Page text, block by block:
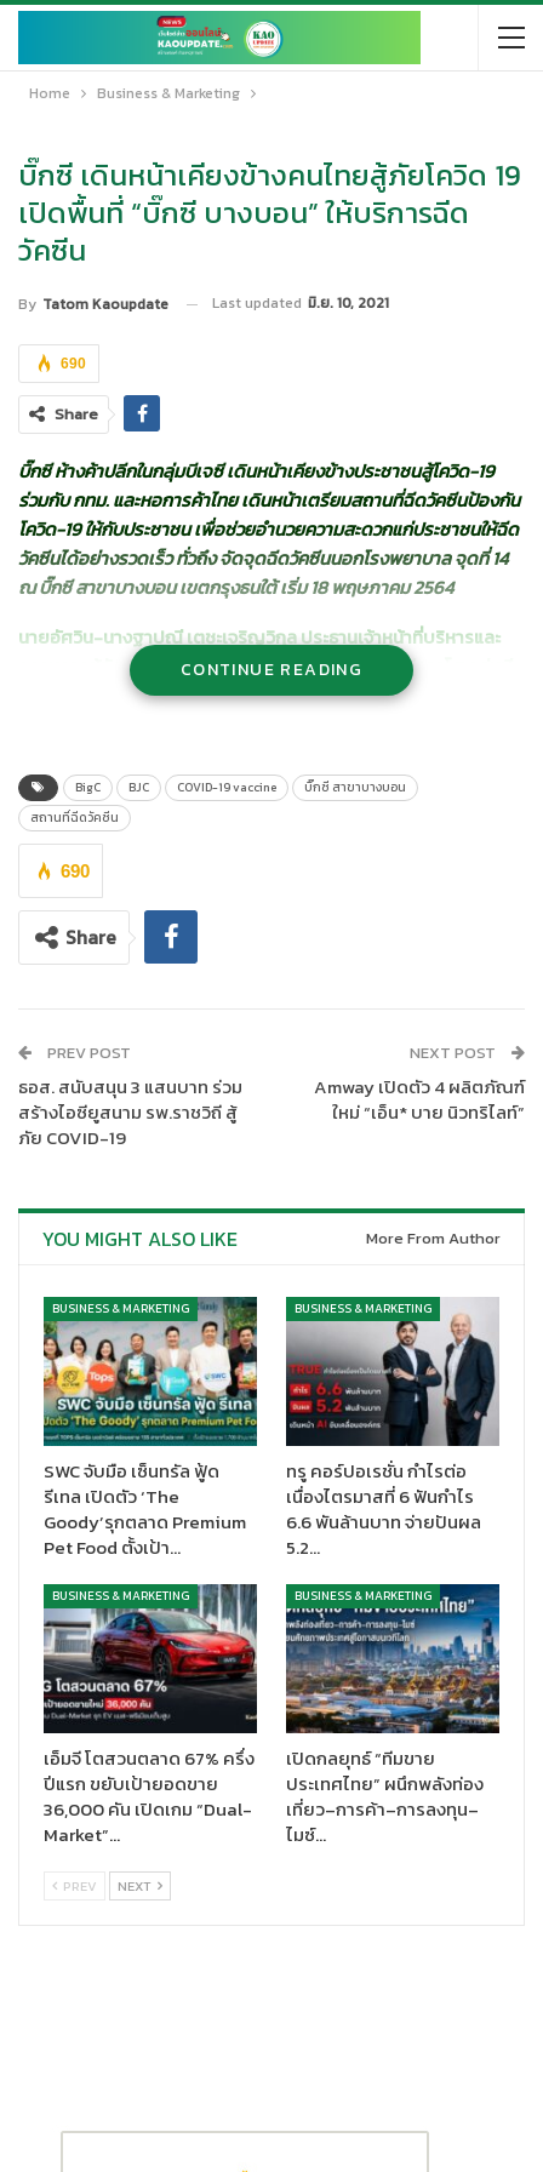
Home Business & Marketing
บิ๊กซี เดินหน้าเคียงข้างคนไทยสู้ภัยโควิด 19
เปิดพื้นที่ “บิ๊กซี บางบอน” ให้บริการฉีด
วัคซีน
By Tatom Kaoupdate Last updated มิ.ย. 10, 2021
690
Share
บิ๊กซี ห้างค้าปลีกในกลุ่มบีเจซี เดินหน้าเคียงข้างประชาชนสู้โควิด-19
ร่วมกับ กทม. และหอการค้าไทย เดินหน้าเตรียมสถานที่ฉีดวัคซีนป้องกัน
โควิด-19 ให้กับประชาชน เพื่อช่วยอำนวยความสะดวกแก่ประชาชนให้ฉีด
วัคซีนได้อย่างรวดเร็ว ทั่วถึง จัดจุดฉีดวัคซีนนอกโรงพยาบาล จุดที่ 14
ณ บิ๊กซี สาขาบางบอน เขตกรุงธนใต้ เริ่ม 18 พฤษภาคม 2564
นายอัศวิน-นางฐาปณี เตชะเจริญวิกุล ประธานเจ้าหน้าที่บริหารและ
กรรมการผู้จัดการใหญ่ และกรรมการรองผู้จัดการใหญ่อาวุโส กลุ่มบี
เปิดเผยว่า “ทางเรามีความห่วงใยสุขภาพลูกค้าทุกท่านและมี
กอก เพื่อช่วยอำนวยความสะดวกแก่ประชาชนให้เข้าถึงฉีดวัคซีนได้
อย่างรวดเร็ว และลดการแพร่ระบาดจากการเดินทางข้ามพื้นที่
โดย บิ๊กซี สาขาบางบอน
เป็นจุดบริการฉีดวัคซีนนอกโรงพยาบาลในกลุ่ม
วัคซีนโควิด-19 ให้กับประชาชน ซึ่งบางบอนเป็นเขตที่มีโรงงานสถาน
ประกอบการครอบคลุมทั้งโรงงานขนาดเล็ก ขนาดกลางและขนาดใหญ่
บิ๊กซี บางบอน ให้บริการฉีดวัคซีน โดยทีมแพทย์ พยาบาล ร.พ.เครือ
บางปะกอกซึ่ง ตั้งจุดให้บริการบนพื้นที่ 2,000 ตารางเมตร บริเวณชั้น
2 ซึ่งเป็นพื้นที่โล่ง อากาศถ่ายเทได้ดี และมีพนักงานคอยอำนวยความ
สะดวก พร้อมห้องน้ำสะอาดให้บริการ เพื่อเป็นไปตามเป้าหมายวันละ
1,500 โดส ต่อวัน และสามารถรองรับประชาชนที่เดินทางด้วยรถยนต์
ส่วนตัว มีที่จอดรถกว่า 680 คัน ระยะเวลาเริ่มฉีด ตั้งแต่วันที่ 18
พฤษภาคม 2564 เป็นต้นไป
นอกเหนือจากในพื้นที่กรุงเทพมหานคร ที่จังหวัดนครนครสวรรค์ บิ๊กซี
สาขานครสวรรค์ 2 ร่วมกับโรงพยาบาลสวรรค์ประชารักษ์ ให้พื้นที่ฉีด
วัคซีนโควิด-19 ตั้งจุดให้บริการอยู่ที่บริเวณพื้นที่ขายชั้น 2 สำหรับ
บริการฉีดวัคซีนแบบ Walk in (วอล์กอิน) ในอนาคตทางบิ๊กซี บางบอน
ยังสามารถรองรับประชาชนได้ถึงวันละ 2,500 คน โดยผ่านการร่วมมือ
ในทุกภาคส่วนให้บริการประชาชนที่มาใช้บริการอย่างเต็มกำลัง ใน
ขณะเดียวกัน กทม.ได้เพิ่มหน่วยความร่วมมือบริการฉีดวัคซีนของภาค
เอกชนอีก 11 จุด โดย บิ๊กซี สาขาร่มเกล้า เป็น 1 ใน 11 จุด ที่ได้รับคัด
เลือก จากเดิมที่มีจุดบริการฉีดวัคซีนทั้งหมด 14 จุด
ทั้งนี้ บิ๊กซียังได้ร่วมมือทีมแพทย์ พยาบาล เจ้าหน้าที่ตำรวจ อาสาสมัคร
ที่มีมาตรฐานในการให้บริการเพื่อช่วยดูแลความเรียบร้อยระหว่าง
CONTINUE READING
BigC BJC COVID-19 vaccine
บิ๊กซี สาขาบางบอน
สถานที่ฉีดวัคซีน
690
Share
PREV POST
ธอส. สนับสนุน 3 แสนบาท ร่วม
สร้างไอซียูสนาม รพ.ราชวิถี สู้
ภัย COVID-19
NEXT POST
Amway เปิดตัว 4 ผลิตภัณฑ์
ใหม่ “เอ็น* บาย นิวทริไลท์”
YOU MIGHT ALSO LIKE More From Author
BUSINESS & MARKETING
SWC จับมือ เซ็นทรัล ฟู้ด
รีเทล เปิดตัว ‘The
Goody’รุกตลาด Premium
Pet Food ตั้งเป้า…
BUSINESS & MARKETING
ทรู คอร์ปอเรชั่น กำไรต่อ
เนื่องไตรมาสที่ 6 ฟันกำไร
6.6 พันล้านบาท จ่ายปันผล
5.2…
BUSINESS & MARKETING
เอ็มจี โตสวนตลาด 67% ครึ่ง
ปีแรก ขยับเป้ายอดขาย
36,000 คัน เปิดเกม “Dual-
Market”…
BUSINESS & MARKETING
เปิดกลยุทธ์ “ทีมขาย
ประเทศไทย” ผนึกพลังท่อง
เที่ยว–การค้า–การลงทุน–
ไมซ์…
PREV NEXT